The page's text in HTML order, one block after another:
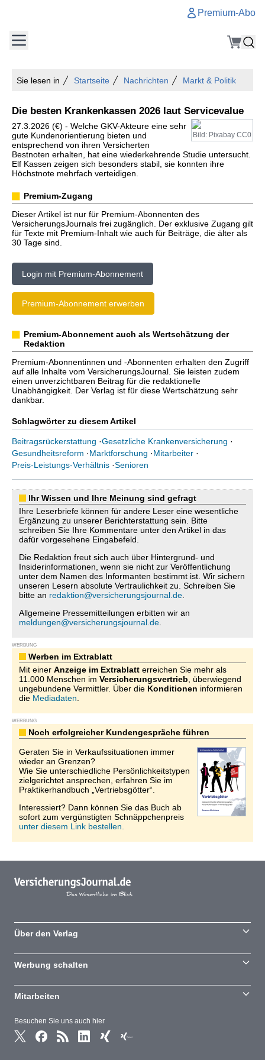
Premium-Abo
Sie lesen in Startseite Nachrichten Markt & Politik
Die besten Krankenkassen 2026 laut Servicevalue
Bild: Pixabay CC0
27.3.2026 (€) - Welche GKV-Akteure eine sehr
gute Kundenorientierung bieten und
entsprechend von ihren Versicherten
Bestnoten erhalten, hat eine wiederkehrende Studie untersucht.
Elf Kassen zeigen sich besonders stabil, sie konnten ihre
Höchstnote mehrfach verteidigen.
Premium-Zugang
Dieser Artikel ist nur für Premium-Abonnenten des
VersicherungsJournals frei zugänglich. Der exklusive Zugang gilt
für Texte mit Premium-Inhalt wie auch für Beiträge, die älter als
30 Tage sind.
Login mit Premium-Abonnement
Premium-Abonnement erwerben
Premium-Abonnement auch als Wertschätzung der
Redaktion
Premium-Abonnentinnen und -Abonnenten erhalten den Zugriff
auf alle Inhalte vom VersicherungsJournal. Sie leisten zudem
einen unverzichtbaren Beitrag für die redaktionelle
Unabhängigkeit. Der Verlag ist für diese Wertschätzung sehr
dankbar.
Schlagwörter zu diesem Artikel
Beitragsrückerstattung ·Gesetzliche Krankenversicherung ·
Gesundheitsreform ·Marktforschung ·Mitarbeiter ·
Preis-Leistungs-Verhältnis ·Senioren
Ihr Wissen und Ihre Meinung sind gefragt
Ihre Leserbriefe können für andere Leser eine wesentliche
Ergänzung zu unserer Berichterstattung sein. Bitte
schreiben Sie Ihre Kommentare unter den Artikel in das
dafür vorgesehene Eingabefeld.
Die Redaktion freut sich auch über Hintergrund- und
Insiderinformationen, wenn sie nicht zur Veröffentlichung
unter dem Namen des Informanten bestimmt ist. Wir sichern
unseren Lesern absolute Vertraulichkeit zu. Schreiben Sie
bitte an redaktion@versicherungsjournal.de
Allgemeine Pressemitteilungen erbitten wir an
meldungen@versicherungsjournal.de
WERBUNG
Werben im Extrablatt
Mit einer Anzeige im Extrablatt erreichen Sie mehr als
11.000 Menschen im Versicherungsvertrieb , überwiegend
ungebundene Vermittler. Über die Konditionen informieren
die Mediadaten
WERBUNG
Noch erfolgreicher Kundengespräche führen
Geraten Sie in Verkaufssituationen immer
wieder an Grenzen?
Wie Sie unterschiedliche Persönlichkeitstypen
zielgerichtet ansprechen, erfahren Sie im
Praktikerhandbuch „Vertriebsgötter“.
Interessiert? Dann können Sie das Buch ab
sofort zum vergünstigten Schnäppchenpreis
unter diesem Link bestellen.
Besuchen Sie uns auch hier
Über den Verlag
Werbung schalten
Mitarbeiten